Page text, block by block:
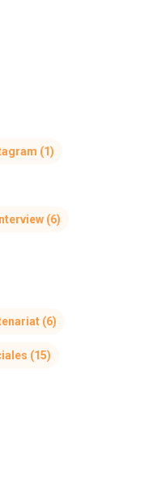
(1)
Interview(6)
(6)
(15)